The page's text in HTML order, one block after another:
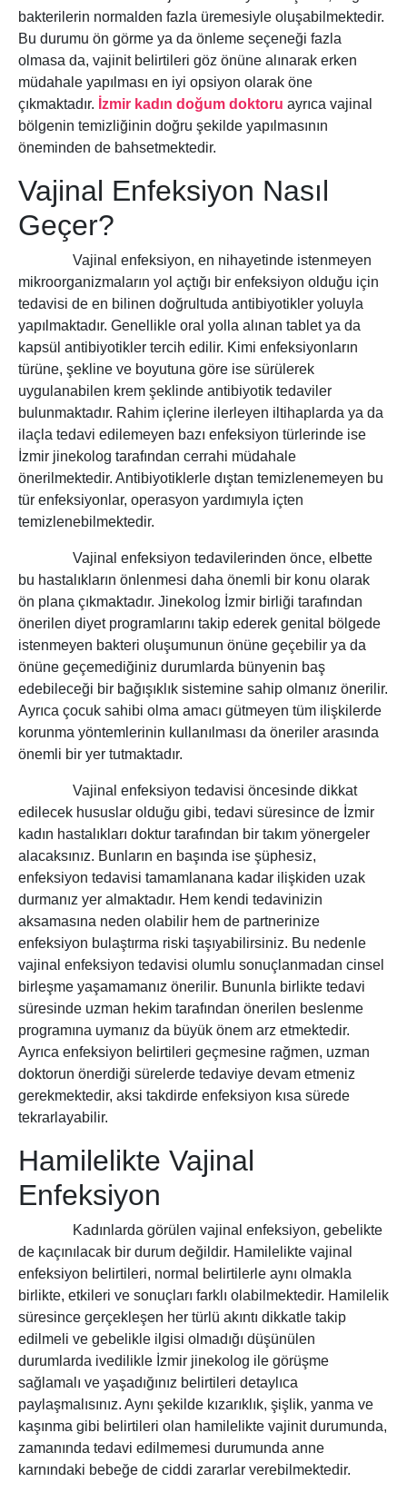
bakterilerin normalden fazla üremesiyle oluşabilmektedir.
Bu durumu ön görme ya da önleme seçeneği fazla
olmasa da, vajinit belirtileri göz önüne alınarak erken
müdahale yapılması en iyi opsiyon olarak öne
çıkmaktadır. İzmir kadın doğum doktoru ayrıca vajinal
bölgenin temizliğinin doğru şekilde yapılmasının
öneminden de bahsetmektedir.
Vajinal Enfeksiyon Nasıl
Geçer?
Vajinal enfeksiyon, en nihayetinde istenmeyen
mikroorganizmaların yol açtığı bir enfeksiyon olduğu için
tedavisi de en bilinen doğrultuda antibiyotikler yoluyla
yapılmaktadır. Genellikle oral yolla alınan tablet ya da
kapsül antibiyotikler tercih edilir. Kimi enfeksiyonların
türüne, şekline ve boyutuna göre ise sürülerek
uygulanabilen krem şeklinde antibiyotik tedaviler
bulunmaktadır. Rahim içlerine ilerleyen iltihaplarda ya da
ilaçla tedavi edilemeyen bazı enfeksiyon türlerinde ise
İzmir jinekolog tarafından cerrahi müdahale
önerilmektedir. Antibiyotiklerle dıştan temizlenemeyen bu
tür enfeksiyonlar, operasyon yardımıyla içten
temizlenebilmektedir.
Vajinal enfeksiyon tedavilerinden önce, elbette
bu hastalıkların önlenmesi daha önemli bir konu olarak
ön plana çıkmaktadır. Jinekolog İzmir birliği tarafından
önerilen diyet programlarını takip ederek genital bölgede
istenmeyen bakteri oluşumunun önüne geçebilir ya da
önüne geçemediğiniz durumlarda bünyenin baş
edebileceği bir bağışıklık sistemine sahip olmanız önerilir.
Ayrıca çocuk sahibi olma amacı gütmeyen tüm ilişkilerde
korunma yöntemlerinin kullanılması da öneriler arasında
önemli bir yer tutmaktadır.
Vajinal enfeksiyon tedavisi öncesinde dikkat
edilecek hususlar olduğu gibi, tedavi süresince de İzmir
kadın hastalıkları doktur tarafından bir takım yönergeler
alacaksınız. Bunların en başında ise şüphesiz,
enfeksiyon tedavisi tamamlanana kadar ilişkiden uzak
durmanız yer almaktadır. Hem kendi tedavinizin
aksamasına neden olabilir hem de partnerinize
enfeksiyon bulaştırma riski taşıyabilirsiniz. Bu nedenle
vajinal enfeksiyon tedavisi olumlu sonuçlanmadan cinsel
birleşme yaşamamanız önerilir. Bununla birlikte tedavi
süresinde uzman hekim tarafından önerilen beslenme
programına uymanız da büyük önem arz etmektedir.
Ayrıca enfeksiyon belirtileri geçmesine rağmen, uzman
doktorun önerdiği sürelerde tedaviye devam etmeniz
gerekmektedir, aksi takdirde enfeksiyon kısa sürede
tekrarlayabilir.
Hamilelikte Vajinal
Enfeksiyon
Kadınlarda görülen vajinal enfeksiyon, gebelikte
de kaçınılacak bir durum değildir. Hamilelikte vajinal
enfeksiyon belirtileri, normal belirtilerle aynı olmakla
birlikte, etkileri ve sonuçları farklı olabilmektedir. Hamilelik
süresince gerçekleşen her türlü akıntı dikkatle takip
edilmeli ve gebelikle ilgisi olmadığı düşünülen
durumlarda ivedilikle İzmir jinekolog ile görüşme
sağlamalı ve yaşadığınız belirtileri detaylıca
paylaşmalısınız. Aynı şekilde kızarıklık, şişlik, yanma ve
kaşınma gibi belirtileri olan hamilelikte vajinit durumunda,
zamanında tedavi edilmemesi durumunda anne
karnındaki bebeğe de ciddi zararlar verebilmektedir.